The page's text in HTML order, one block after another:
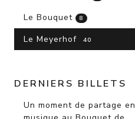
Le Bouquet 8
Le Meyerhof 40
DERNIERS BILLETS
Un moment de partage en